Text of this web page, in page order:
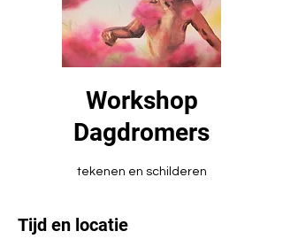
Workshop
Dagdromers
tekenen en schilderen
Tijd en locatie